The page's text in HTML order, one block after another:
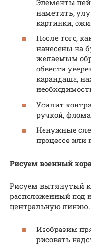
Элементы
наметить,
картинки,
После того,
нанесены на
желаемым
обвести
карандаша,
Усилит
ручкой,
Ненужные
процессе или
Рисуем военный
Рисуем вытянутый
расположенный под
центральную линию.
Изобразим
рисовать